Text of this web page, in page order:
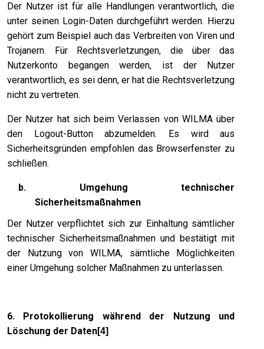
Der Nutzer ist für alle Handlungen verantwortlich, die
unter seinen Login-Daten durchgeführt werden. Hierzu
gehört zum Beispiel auch das Verbreiten von Viren und
Trojanern. Für Rechtsverletzungen, die über das
Nutzerkonto begangen werden, ist der Nutzer
verantwortlich, es sei denn, er hat die Rechtsverletzung
nicht zu vertreten.
Der Nutzer hat sich beim Verlassen von WILMA über
den Logout-Button abzumelden. Es wird aus
Sicherheitsgründen empfohlen das Browserfenster zu
schließen.
b. Umgehung technischer
Sicherheitsmaßnahmen
Der Nutzer verpflichtet sich zur Einhaltung sämtlicher
technischer Sicherheitsmaßnahmen und bestätigt mit
der Nutzung von WILMA, sämtliche Möglichkeiten
einer Umgehung solcher Maßnahmen zu unterlassen.
6. Protokollierung während der Nutzung und
Löschung der Daten[4]